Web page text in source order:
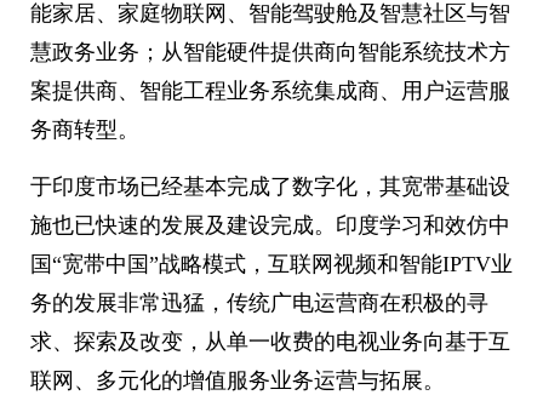
能家居、家庭物联网、智能驾驶舱及智慧社区与智
慧政务业务；从智能硬件提供商向智能系统技术方
案提供商、智能工程业务系统集成商、用户运营服
务商转型。
于印度市场已经基本完成了数字化，其宽带基础设
施也已快速的发展及建设完成。印度学习和效仿中
国“宽带中国”战略模式，互联网视频和智能IPTV业
务的发展非常迅猛，传统广电运营商在积极的寻
求、探索及改变，从单一收费的电视业务向基于互
联网、多元化的增值服务业务运营与拓展。